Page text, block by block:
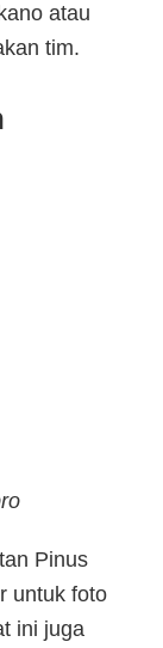
atau
tim.
Pinus
untuk foto
ini juga